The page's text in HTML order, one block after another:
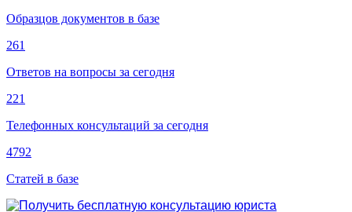
Образцов документов в базе
261
Ответов на вопросы за сегодня
221
Телефонных консультаций за сегодня
4792
Статей в базе